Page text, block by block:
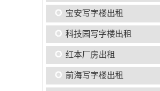
宝安写字楼出租
科技园写字楼出租
红本厂房出租
前海写字楼出租